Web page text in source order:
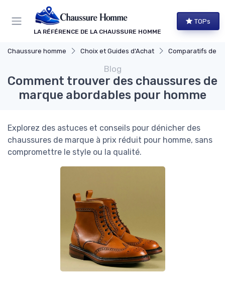
LA RÉFÉRENCE DE LA CHAUSSURE HOMME
TOPs
Chaussure homme Choix et Guides d'Achat Comparatifs de
Blog
Comment trouver des chaussures de
marque abordables pour homme
Explorez des astuces et conseils pour dénicher des
chaussures de marque à prix réduit pour homme, sans
compromettre le style ou la qualité.
Panneau de gestion des cookies